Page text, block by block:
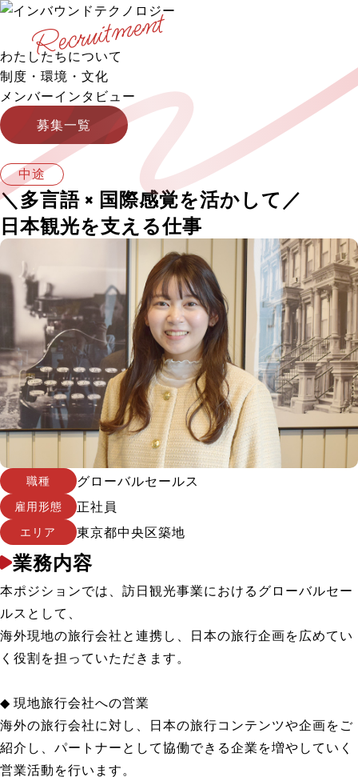
わたしたちについて
制度・環境・文化
メンバーインタビュー
募集一覧
中途
＼多言語 × 国際感覚を活かして／
日本観光を支える仕事
職種 グローバルセールス
雇用形態 正社員
エリア 東京都中央区築地
業務内容
本ポジションでは、訪日観光事業におけるグローバルセー
ルスとして、
海外現地の旅行会社と連携し、日本の旅行企画を広めてい
く役割を担っていただきます。
◆ 現地旅行会社への営業
海外の旅行会社に対し、日本の旅行コンテンツや企画をご
紹介し、パートナーとして協働できる企業を増やしていく
営業活動を行います。